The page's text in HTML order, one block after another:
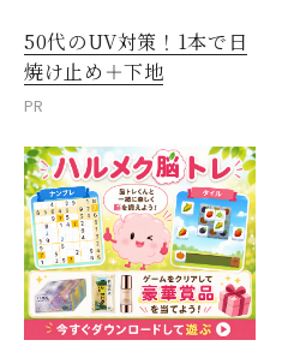
50代のUV対策！1本で日
焼け止め＋下地
PR